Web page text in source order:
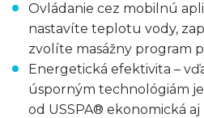
Ovládanie cez mobilnú
nastavíte teplotu vody,
zvolíte masážny program
Energetická efektivita –
úsporným technológiám
od USSPA® ekonomická